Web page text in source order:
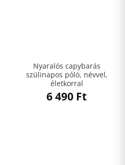
Nyaralós capybarás
szülinapos póló, névvel,
életkorral
6 490 Ft